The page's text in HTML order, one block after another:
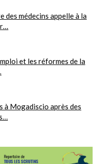
des médecins appelle à la
et les réformes de la
à Mogadiscio après des